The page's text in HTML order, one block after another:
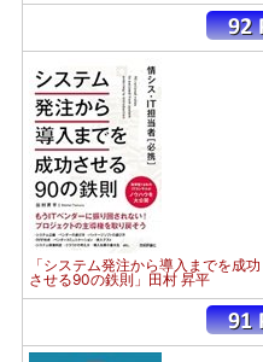
「システム発注から導入までを成功
させる90の鉄則」田村 昇平